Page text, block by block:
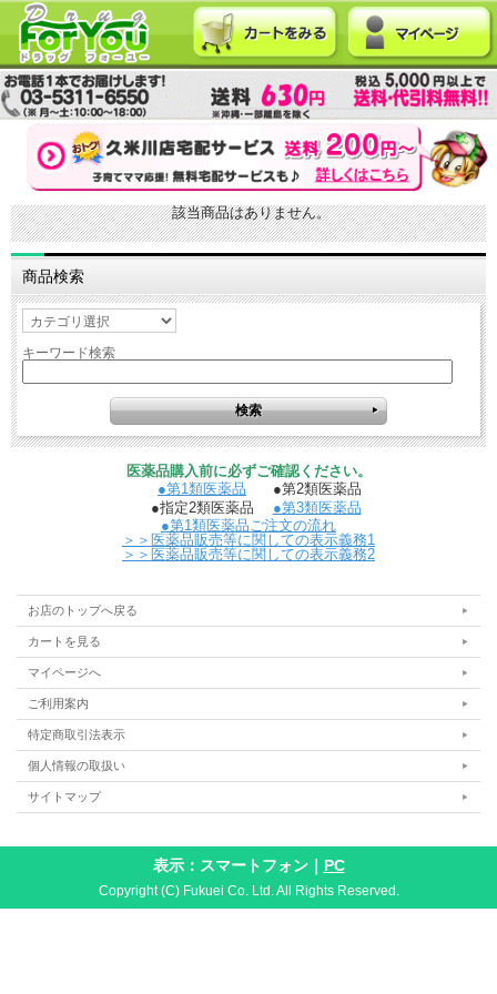
該当商品はありません。
商品検索
キーワード検索
医薬品購入前に必ずご確認ください。
●第1類医薬品
●第2類医薬品
●指定2類医薬品
●第3類医薬品
●第1類医薬品ご注文の流れ
＞＞医薬品販売等に関しての表示義務1
＞＞医薬品販売等に関しての表示義務2
お店のトップへ戻る
カートを見る
マイページへ
ご利用案内
特定商取引法表示
個人情報の取扱い
サイトマップ
表示：スマートフォン｜ PC
Copyright (C) Fukuei Co. Ltd. All Rights Reserved.